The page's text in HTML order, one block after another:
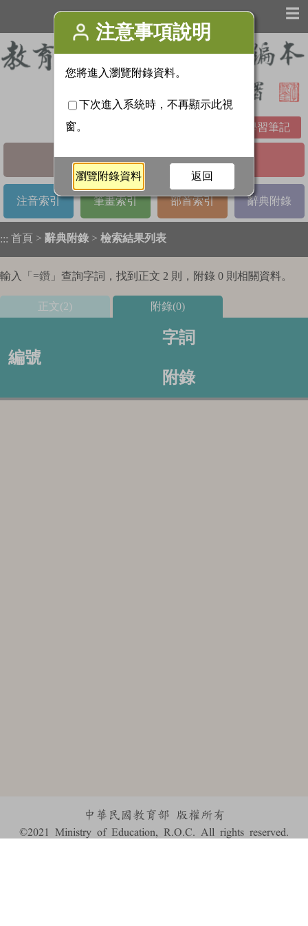
☰
學習筆記
基本檢索 進階檢索
注音索引 筆畫索引 部首索引 辭典附錄
::: 首頁 > 辭典附錄 > 檢索結果列表
輸入「 =鑽 」查詢字詞，找到正文 2 則，附錄 0 則相關資料。
正文(2) 附錄(0)
編號
字詞
附錄
中華民國教育部 版權所有
©2021 Ministry of Education, R.O.C. All rights reserved.